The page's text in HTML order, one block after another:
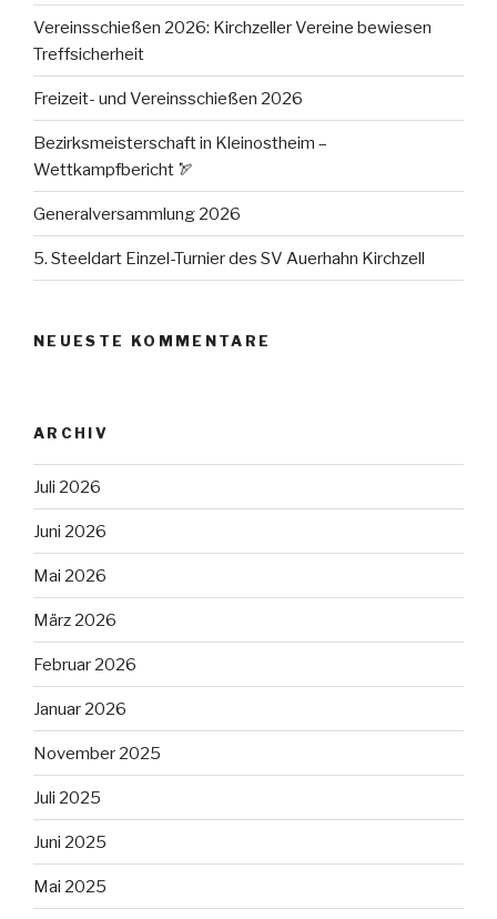
Vereinsschießen 2026: Kirchzeller Vereine bewiesen
Treffsicherheit
Freizeit- und Vereinsschießen 2026
Bezirksmeisterschaft in Kleinostheim –
Wettkampfbericht 🏹
Generalversammlung 2026
5. Steeldart Einzel-Turnier des SV Auerhahn Kirchzell
NEUESTE KOMMENTARE
ARCHIV
Juli 2026
Juni 2026
Mai 2026
März 2026
Februar 2026
Januar 2026
November 2025
Juli 2025
Juni 2025
Mai 2025